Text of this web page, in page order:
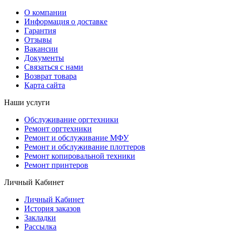
О компании
Информация о доставке
Гарантия
Отзывы
Вакансии
Документы
Связаться с нами
Возврат товара
Карта сайта
Наши услуги
Обслуживание оргтехники
Ремонт оргтехники
Ремонт и обслуживание МФУ
Ремонт и обслуживание плоттеров
Ремонт копировальной техники
Ремонт принтеров
Личный Кабинет
Личный Кабинет
История заказов
Закладки
Рассылка